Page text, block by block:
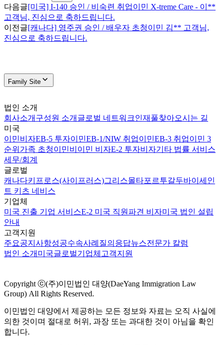
다음글[미국] I-140 승인 / 비숙련 취업이민 X-treme Care - 이**
고객님, 진심으로 축하드립니다.
이전글[캐나다] 영주권 승인 / 배우자 초청이민 김** 고객님,
진심으로 축하드립니다.
Family Site
법인 소개
회사소개 구성원 소개 글로벌 네트워크인재풀찾아오시는 길
미국
이민비자EB-5 투자이민EB-1/NIW 취업이민EB-3 취업이민 3
순위 가족 초청이민비이민 비자E-2 투자비자기타 법률 서비스
세무/회계
글로벌
캐나다키프로스(사이프러스)그리스몰타포르투갈두바이 세인
트 키츠 네비스
기업체
미국 진출 기업 서비스E-2 미국 직원파견 비자미국 법인 설립
안내
고객지원
주요공지사항성공수속사례 질의응답뉴스전문가 칼럼
법인 소개 미국글로벌기업체 고객지원
Copyright ⓒ(주)이민법인 대양(DaeYang Immigration Law
Group) All Rights Reserved.
이민법인 대양에서 제공하는 모든 정보와 자료는 오직 사실에
의한 것이며 절대로 허위, 과장 또는 과대한 것이 아님을 확인
합니다.